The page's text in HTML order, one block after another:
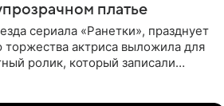
платье
сериала «Ранетки», празднует
актриса выложила для
ролик, который записали